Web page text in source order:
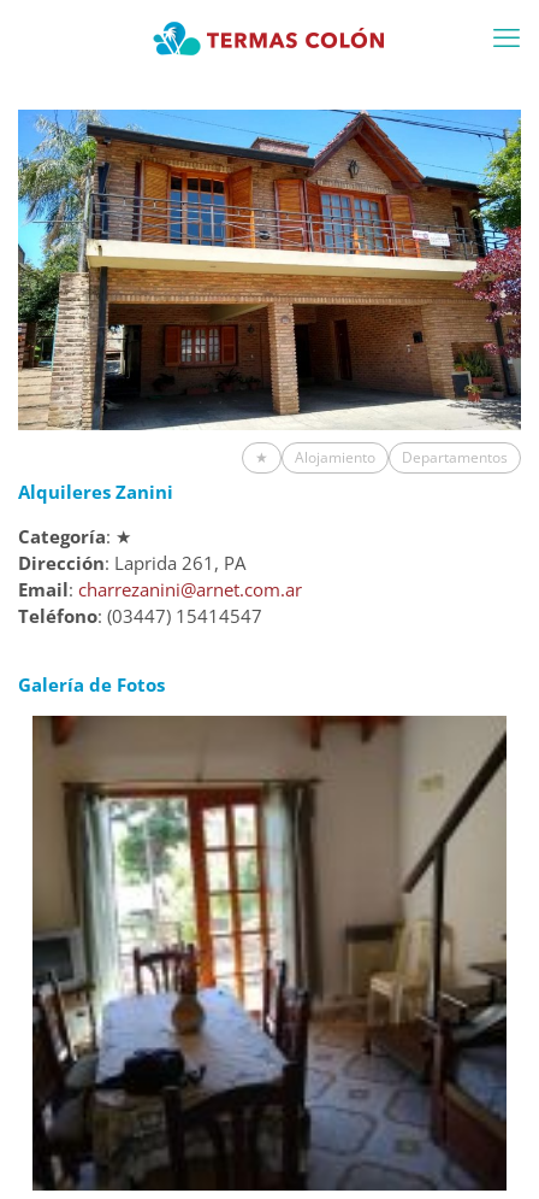
★ Alojamiento Departamentos
Alquileres Zanini
Categoría: ★
Dirección: Laprida 261, PA
Email: charrezanini@arnet.com.ar
Teléfono: (03447) 15414547
Galería de Fotos